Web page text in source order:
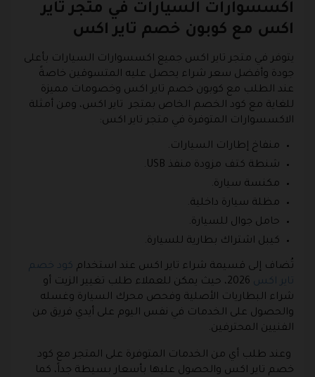
اكسسوارات السيارات في متجر تاير
اكس مع كوبون خصم تاير اكس
يتوفر في متجر تاير اكس جميع اكسسوارات السيارات بأعلى
جودة وأفضل سعر شراء يحصل عليه المتسوقين خاصةً
عند الطلب مع كوبون خصم تاير اكس وخصومات مميزة
للغاية مع كود الخصم الخاص بمتجر تاير اكس، ومن أمثلة
الاكسسوارات المتوفرة في متجر تاير اكس:
منفاخ إطارات السيارات.
شنطة كتف مزودة منفذ USB.
مكنسة سيارة.
مظلة سيارة داخلية.
حامل جوال للسيارة.
كيبل اشتراك بطارية للسيارة.
تُضاف إلى قسيمة شراء تاير اكس عند استخدام كود خصم
تاير اكس
2026، حيث يمكن للعملاء طلب تغيير الزيت أو
شراء البطاريات الأصلية وفحص محرك السيارة وغسله
والحصول على الخدمات في نفس اليوم على أيدي فريق من
الفنيين المحترفين.
وعند طلب أي من الخدمات المتوفرة على المتجر مع كود
خصم تاير اكس والحصول عليها بأسعار بسيطة جداً، كما